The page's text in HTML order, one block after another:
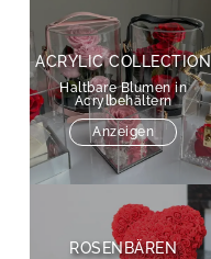
ACRYLIC COLLECTION
Haltbare Blumen in
Acrylbehältern
Anzeigen
ROSENBÄREN